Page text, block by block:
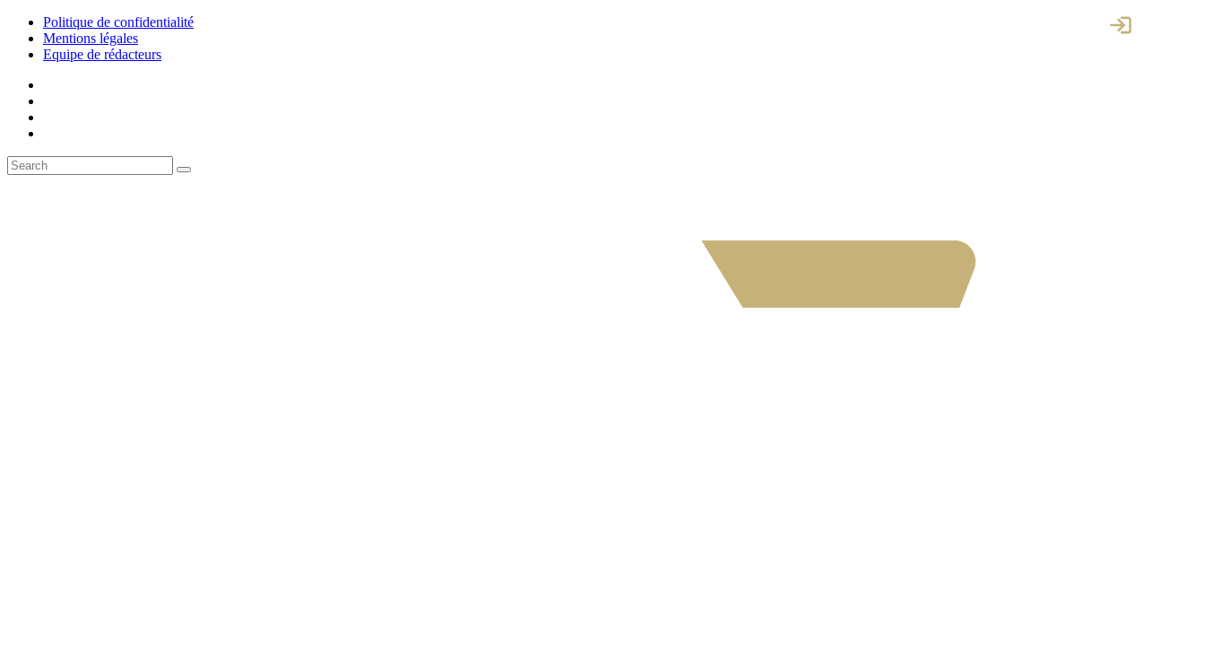
Politique de confidentialité
Mentions légales
Equipe de rédacteurs